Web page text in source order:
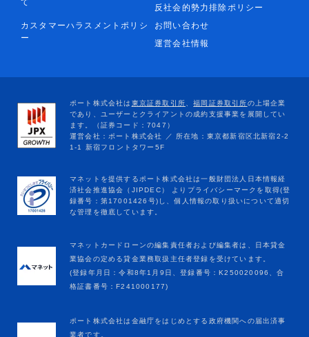
て
反社会的勢力排除ポリシー
カスタマーハラスメントポリシ
ー
お問い合わせ
運営会社情報
マネットカードローンの編集責任者および編集者は、日本貸金
業協会の定める貸金業務取扱主任者登録を受けています。
(登録年月日：令和8年1月9日、登録番号：K250020096、合
格証書番号：F241000177)
ポート株式会社は金融庁をはじめとする政府機関への届出済事
業者です。